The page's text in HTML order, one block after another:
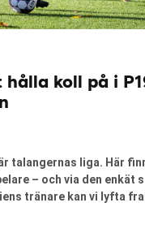
koll på i
talangernas liga. Här
– och via den enkät
tränare kan vi lyfta